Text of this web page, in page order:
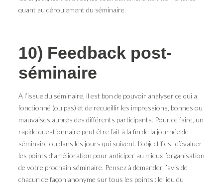
quant au déroulement du séminaire.
10) Feedback post-
séminaire
A l’issue du séminaire, il est bon de pouvoir analyser ce qui a
fonctionné (ou pas) et de recueillir les impressions, bonnes ou
mauvaises auprès des différents participants. Pour ce faire, un
rapide questionnaire peut être fait à la fin de la journée de
séminaire ou dans les jours qui suivent. L’objectif est d’évaluer
les points d’amélioration pour anticiper au mieux l’organisation
de votre prochain séminaire. Pensez à demander l’avis de
chacun de façon anonyme sur tous les points : le lieu du